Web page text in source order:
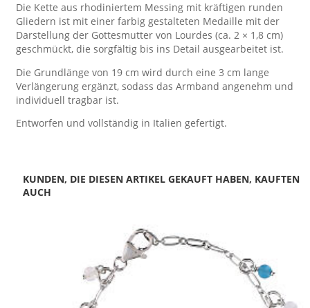
Die Kette aus rhodiniertem Messing mit kräftigen runden
Gliedern ist mit einer farbig gestalteten Medaille mit der
Darstellung der Gottesmutter von Lourdes (ca. 2 × 1,8 cm)
geschmückt, die sorgfältig bis ins Detail ausgearbeitet ist.
Die Grundlänge von 19 cm wird durch eine 3 cm lange
Verlängerung ergänzt, sodass das Armband angenehm und
individuell tragbar ist.
Entworfen und vollständig in Italien gefertigt.
KUNDEN, DIE DIESEN ARTIKEL GEKAUFT HABEN, KAUFTEN
AUCH